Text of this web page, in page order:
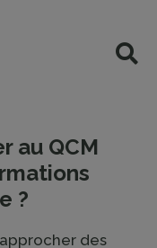
au QCM
?
des